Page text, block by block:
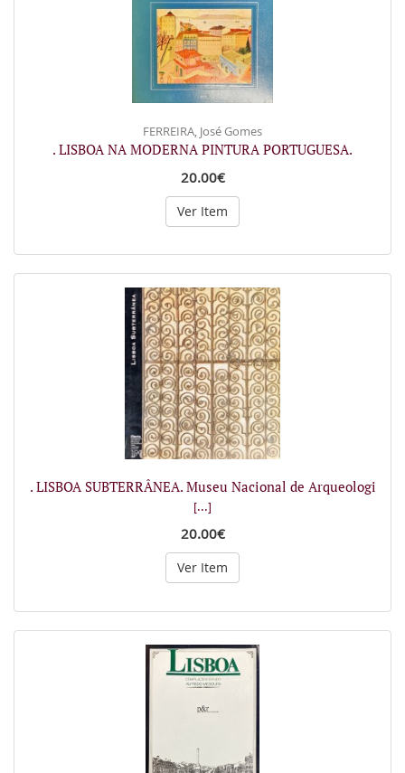
FERREIRA, José Gomes
. LISBOA NA MODERNA PINTURA PORTUGUESA.
20.00€
Ver Item
. LISBOA SUBTERRÂNEA. Museu Nacional de Arqueologi
[...]
20.00€
Ver Item